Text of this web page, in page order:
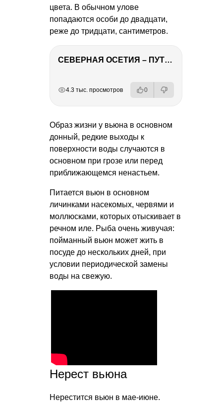
цвета. В обычном улове
попадаются особи до двадцати,
реже до тридцати, сантиметров.
СЕВЕРНАЯ ОСЕТИЯ – ПУТЕШЕСТВИЕ НА КАВКАЗ часть 4
4.3 тыс. просмотров 0
Образ жизни у вьюна в основном
донный, редкие выходы к
поверхности воды случаются в
основном при грозе или перед
приближающемся ненастьем.
Питается вьюн в основном
личинками насекомых, червями и
моллюсками, которых отыскивает в
речном иле. Рыба очень живучая:
пойманный вьюн может жить в
посуде до нескольких дней, при
условии периодической замены
воды на свежую.
Нерест вьюна
Нерестится вьюн в мае-июне.